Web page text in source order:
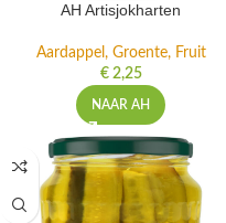
AH Artisjokharten
Aardappel, Groente, Fruit
€2,25
NAAR AH